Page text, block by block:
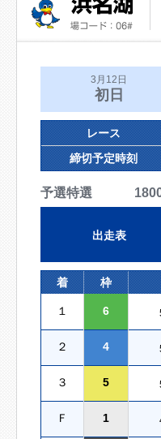
3月12日
初日
レース
締切予定時刻
予選特選
出走表
着 枠
１ 6
２ 4
３ 5
Ｆ 1